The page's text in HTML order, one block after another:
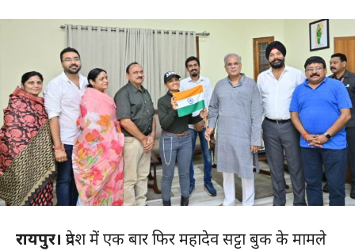
रायपुर। प्रदेश में एक बार फिर महादेव सट्टा बुक के मामले